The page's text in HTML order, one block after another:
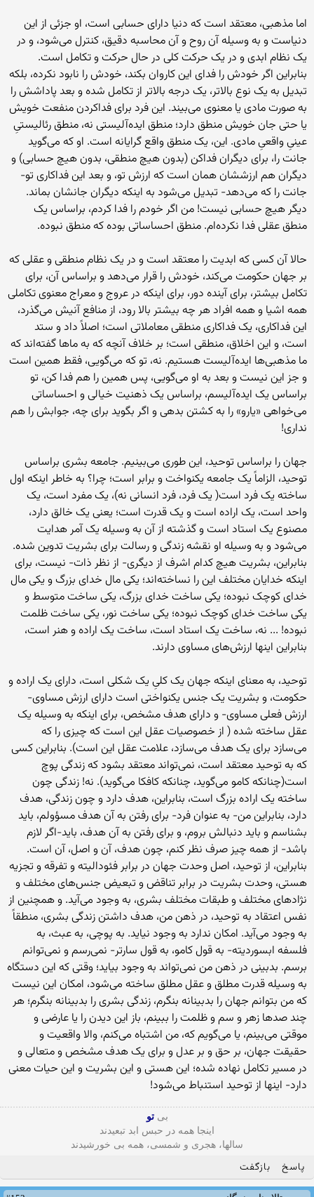
اما مذهبی، معتقد است که دنیا دارای حسابی است، او جزئی از این
دنیاست و به وسیله آن روح و آن محاسبه دقیق، کنترل می‌شود، و در
یک نظام ابدی و در یک حرکت کلی در حال حرکت و تکامل است.
بنابراین اگر خودش را فدای این کاروان بکند، خودش را نابود نکرده، بلکه
تبدیل به یک نوع بالاتر، یک درجه بالاتر از تکامل شده و بعد پاداشش را
به صورت مادی یا معنوی می‌بیند. این فرد برای فداکردن منفعت خویش
یا حتی جان خویش منطق دارد؛ منطق ایده‌آلیستی نه، منطق رئالیستیِ
عینیِ واقعیِ مادی. این، یک منطق واقع گرایانه است. او که می‌گوید
جانت را، برای دیگران فداکن (بدون هیچ منطقی، بدون هیچ حسابی) و
دیگران هم ارزششان همان است که ارزش تو، و بعد این فداکاری تو-
جانت را که می‌دهد- تبدیل می‌شود به اینکه دیگران جانشان بماند.
دیگر هیچ حسابی نیست! من اگر خودم را فدا کردم، براساس یک
منطق عقلی فدا نکرده‌ام. منطق احساساتی بوده که منطق نبوده.
حالا آن کسی که ابدیت را معتقد است و در یک نظام منطقی و عقلی که
بر جهان حکومت می‌کند، خودش را قرار می‌دهد و براساس آن، برای
تکامل بیشتر، برای آینده دور، برای اینکه در عروج و معراج معنوی تکاملی
همه اشیا و همه افراد هر چه بیشتر بالا رود، از منافع آنیش می‌گذرد،
این فداکاری، یک فداکاری منطقی معاملاتی است؛ اصلاً داد و ستد
است، و این اخلاق، منطقی است؛ بر خلاف آنچه که به ماها گفته‌اند که
ما مذهبی‌ها ایده‌آلیست هستیم. نه، تو که می‌گویی، فقط همین است
و جز این نیست و بعد به او می‌گویی، پس همین را هم فدا کن، تو
براساس یک ایده‌آلیسم، براساس یک ذهنیت خیالی و احساساتی
می‌خواهی «یارو» را به کشتن بدهی و اگر بگوید برای چه، جوابش را هم
نداری!
جهان را براساس توحید، این طوری می‌بینیم. جامعه بشری براساس
توحید، الزاماً یک جامعه یکنواخت و برابر است؛ چرا؟ به خاطر اینکه اول
ساخته یک فرد است( یک فرد، فرد انسانی نه)، یک مفرد است، یک
واحد است، یک اراده است و یک قدرت است؛ یعنی یک خالق دارد،
مصنوع یک استاد است و گذشته از آن به وسیله یک آمر هدایت
می‌شود و به وسیله او نقشه زندگی و رسالت برای بشریت تدوین شده.
بنابراین، بشریت هیچ کدام اشرف از دیگری- از نظر ذات- نیست، برای
اینکه خدایان مختلف این را نساخته‌اند؛ یکی مال خدای بزرگ و یکی مال
خدای کوچک نبوده؛ یکی ساخت خدای بزرگ، یکی ساخت متوسط و
یکی ساخت خدای کوچک نبوده؛ یکی ساخت نور، یکی ساخت ظلمت
نبوده! ... نه، ساخت یک استاد است، ساخت یک اراده و هنر است،
بنابراین اینها ارزش‌های مساوی دارند.
توحید، به معنای اینکه جهان یک کلیِ یک شکلی است، دارای یک اراده و
حکومت، و بشریت یک جنس یکنواختی است دارای ارزش مساوی-
ارزش فعلی مساوی- و دارای هدف مشخص، برای اینکه به وسیله یک
عقل ساخته شده ( از خصوصیات عقل این است که چیزی را که
می‌سازد برای یک هدف می‌سازد، علامت عقل این است). بنابراین کسی
که به توحید معتقد است، نمی‌تواند معتقد بشود که زندگی پوچ
است(چنانکه کامو می‌گوید، چنانکه کافکا می‌گوید). نه! زندگی چون
ساخته یک اراده بزرگ است، بنابراین، هدف دارد و چون زندگی، هدف
دارد، بنابراین من- به عنوان فرد- برای رفتن به آن هدف مسؤولم، باید
بشناسم و باید دنبالش بروم، و برای رفتن به آن هدف، باید-اگر لازم
باشد- از همه چیز صرف نظر کنم، چون هدف، آن و اصل، آن است.
بنابراین، از توحید، اصل وحدت جهان در برابر فئودالیته و تفرقه و تجزیه
هستی، وحدت بشریت در برابر تناقض و تبعیض جنس‌های مختلف و
نژادهای مختلف و طبقات مختلف بشری، به وجود می‌آید. و همچنین از
نفس اعتقاد به توحید، در ذهن من، هدف داشتن زندگی بشری، منطقاً
به وجود می‌آید. امکان ندارد به وجود نیاید. به پوچی، به عبث، به
فلسفه ابسوردیته- به قول کامو، به قول سارتر- نمی‌رسم و نمی‌توانم
برسم. بدبینی در ذهن من نمی‌تواند به وجود بیاید؛ وقتی که این دستگاه
به وسیله قدرت مطلق و عقل مطلق ساخته می‌شود، امکان این نیست
که من بتوانم جهان را بدبینانه بنگرم، زندگی بشری را بدبینانه بنگرم؛ هر
چند صدها زهر و سم و ظلمت را ببینم، باز این دیدن را یا عارضی و
موقتی می‌بینم، یا می‌گویم که، من اشتباه می‌کنم، والا واقعیت و
حقیقت جهان، بر حق و بر عدل و برای یک هدف مشخص و متعالی و
در مسیر تکامل نهاده شده؛ این هستی و این بشریت و این حیات معنی
دارد- اینها از توحید استنباط می‌شود!
بی تو
اینجا همه در حبس ابد تبعیدند
سالها، هجری و شمسی، همه بی خورشیدند
پاسخ بازگفت